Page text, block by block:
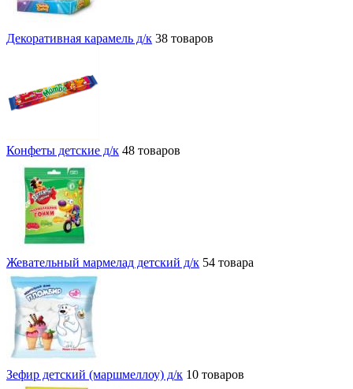
Декоративная карамель д/к 38 товаров
Конфеты детские д/к 48 товаров
Жевательный мармелад детский д/к 54 товара
Зефир детский (маршмеллоу) д/к 10 товаров